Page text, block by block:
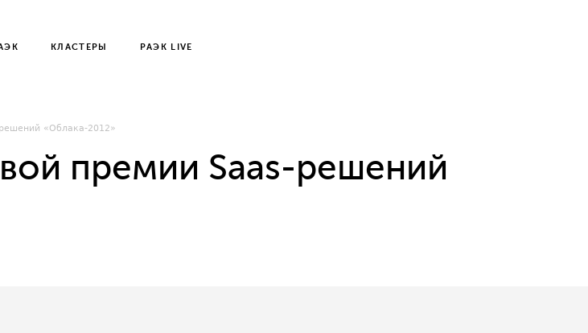
КЛАСТЕРЫ РАЭК LIVE
«Облака-2012»
премии Saas-решений